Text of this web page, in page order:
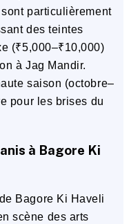
particulièrement
des teintes
(₹5,000–₹10,000)
à Jag Mandir.
saison (octobre–
pour les brises du
à Bagore Ki
Bagore Ki Haveli
scène des arts